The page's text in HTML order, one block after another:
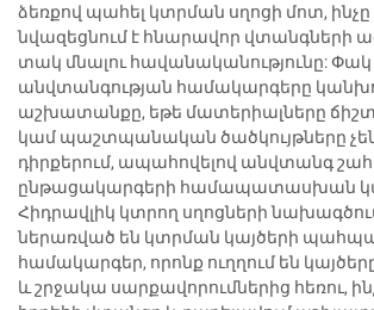
ձեռքով պահել կտրման սղոցի մոտ, ինչը
նվազեցնում է հնարավոր վտանգների
տակ մնալու հավանականությունը: Փակ
անվտանգության համակարգերը
աշխատանքը, եթե մատերիալները
կամ պաշտպանական ծածկույթները
դիրքերում, ապահովելով անվտանգ
ընթացակարգերի համապատասխան
Հիդրավլիկ կտրող սղոցների
ներառված են կտրման կայծերի
համակարգեր, որոնք ուղղում են
և շրջակա սարքավորումներից հեռու,